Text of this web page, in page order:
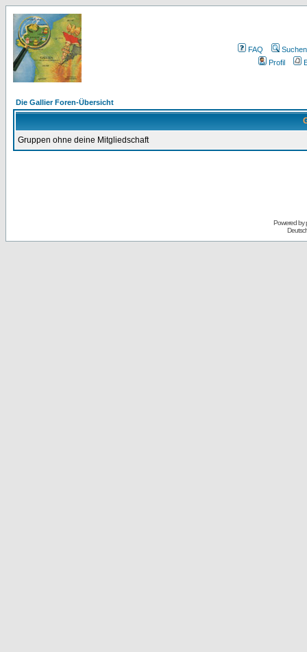
FAQ
Suchen
Profil
Die Gallier Foren-Übersicht
Gruppen ohne deine Mitgliedschaft
Powered by